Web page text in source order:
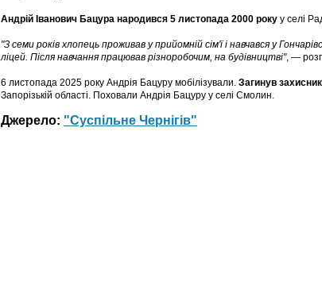
Андрій Іванович Бацура народився 5 листопада 2000 року у селі
"З семи років хлопець проживав у прийомній сім'ї і навчався у
ліцей. Після навчання працював різноробочим, на будівництві", —
6 листопада 2025 року Андрія Бацуру мобілізували. Загинув
Запорізькій області. Поховали Андрія Бацуру у селі Смолин.
Джерело: "Суспільне Чернігів"